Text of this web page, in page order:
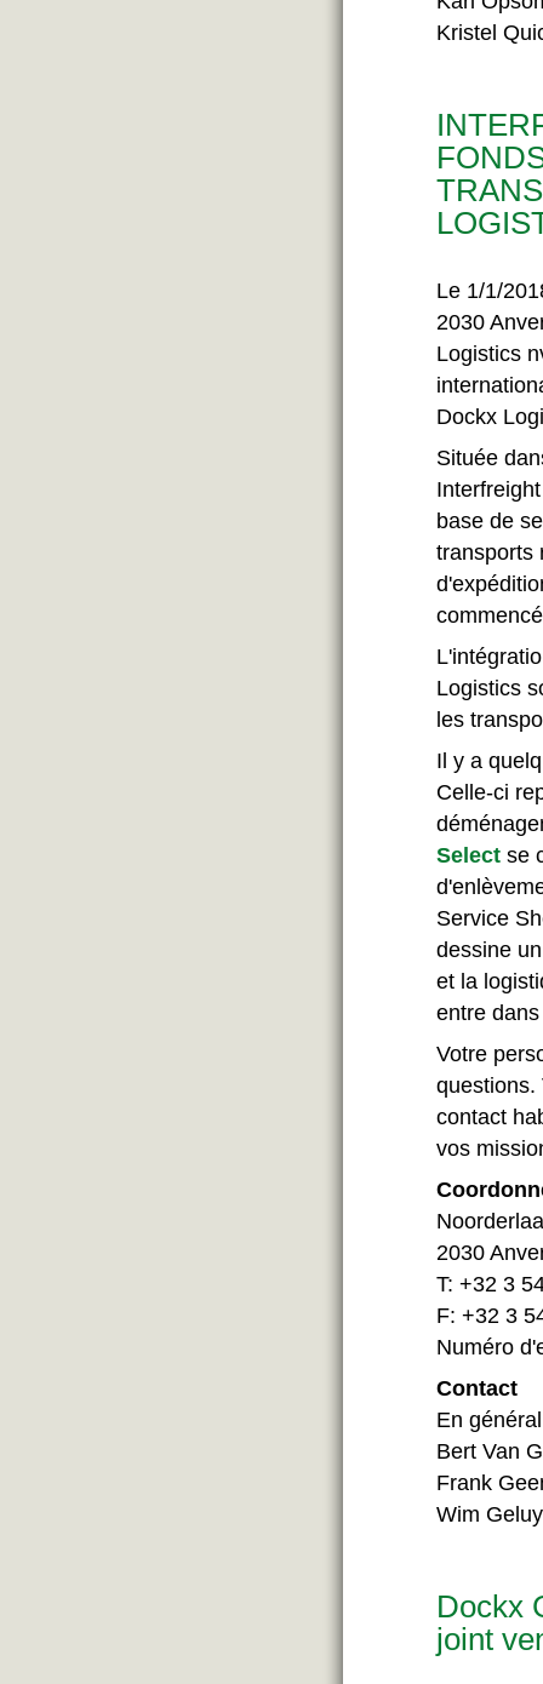
Kristel
Le 1/1/
2030
Logistics
Dockx
Située
base de
transports
Logistics
les
Il y a
Celle-ci
Select se
Service
dessine
et la
entre
Votre
questions.
contact
vos
2030
T: +32 3
F: +32 3
Numéro
Contact
En
Bert Van
Frank
Wim
Dockx
joint